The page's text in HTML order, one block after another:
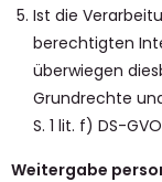
Ist die
berechtigten
überwiegen
Grundrechte
S. 1 lit. f) DS-
Weitergabe